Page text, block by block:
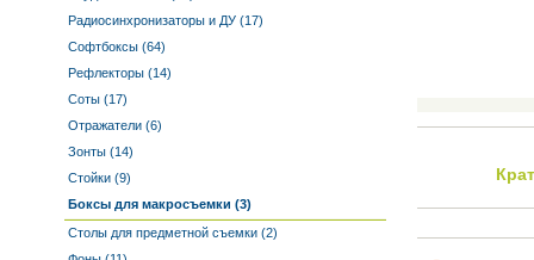
Радиосинхронизаторы и ДУ (17)
Софтбоксы (64)
Рефлекторы (14)
Соты (17)
Отражатели (6)
Зонты (14)
Стойки (9)
Боксы для макросъемки (3)
Столы для предметной съемки (2)